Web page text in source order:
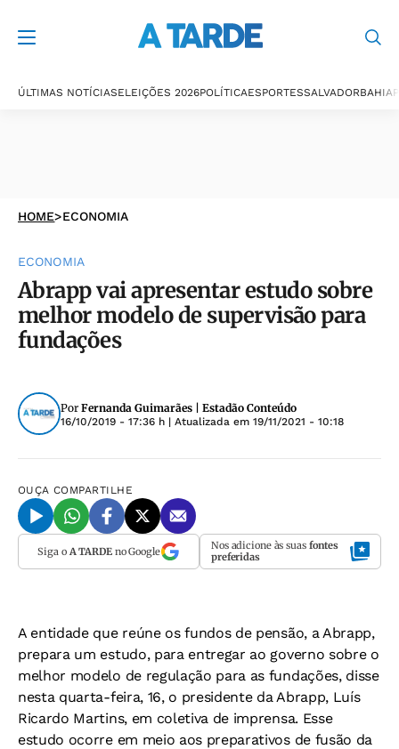
ÚLTIMAS NOTÍCIASELEIÇÕES 2026POLÍTICAESPORTESSALVADORBAHIA
HOME>ECONOMIA
ECONOMIA
Abrapp vai apresentar estudo sobre
melhor modelo de supervisão para
fundações
Por Fernanda Guimarães | Estadão Conteúdo
16/10/2019 - 17:36 h | Atualizada em 19/11/2021 - 10:18
OUÇA COMPARTILHE
Siga o A TARDEno Google Nos adicione às suas fontes
preferidas
A entidade que reúne os fundos de pensão, a Abrapp,
prepara um estudo, para entregar ao governo sobre o
melhor modelo de regulação para as fundações, disse
nesta quarta-feira, 16, o presidente da Abrapp, Luís
Ricardo Martins, em coletiva de imprensa. Esse
estudo ocorre em meio aos preparativos de fusão da